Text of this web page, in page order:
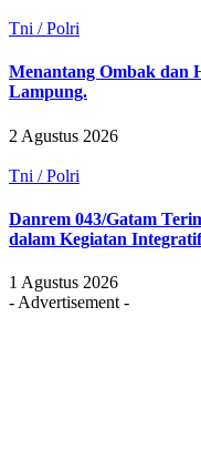
Tni / Polri
Menantang Ombak dan
Lampung.
2 Agustus 2026
Tni / Polri
Danrem 043/Gatam
dalam Kegiatan
1 Agustus 2026
- Advertisement -